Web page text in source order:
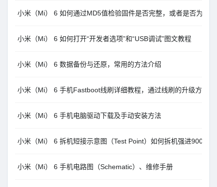
小米（Mi） 6 如何通过MD5值检验固件是否完整，或者是否为官
小米（Mi） 6 如何打开“开发者选项”和“USB调试”图文教程
小米（Mi） 6 数据备份与还原，常用的方法介绍
小米（Mi） 6 手机Fastboot线刷详细教程，通过线刷的升级方法
小米（Mi） 6 手机电脑驱动下载及手动安装方法
小米（Mi） 6 拆机短接示意图（Test Point）如何拆机强进9008刷
小米（Mi） 6 手机电路图（Schematic）、维修手册